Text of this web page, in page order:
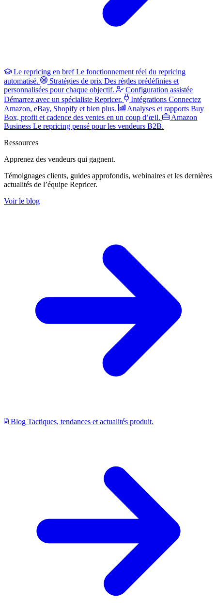
Le repricing en bref Le fonctionnement réel du repricing
automatisé.
Stratégies de prix Des règles prédéfinies et
personnalisées pour chaque objectif.
Configuration assistée
Démarrez avec un spécialiste Repricer.
Intégrations Connectez
Amazon, eBay, Shopify et bien plus.
Analyses et rapports Buy
Box, profit et cadence des ventes en un coup d’œil.
Amazon
Business Le repricing pensé pour les vendeurs B2B.
Ressources
Apprenez des vendeurs qui gagnent.
Témoignages clients, guides approfondis, webinaires et les dernières
actualités de l’équipe Repricer.
Voir le blog
Blog Tactiques, tendances et actualités produit.